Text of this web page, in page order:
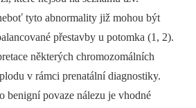
tyto abnormality již mohou být
přestavby u potomka (1, 2).
některých chromozomálních
v rámci prenatální diagnostiky.
benigní povaze nálezu je vhodné